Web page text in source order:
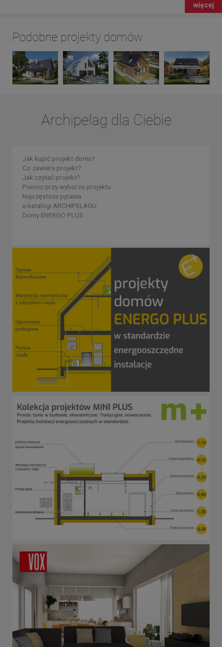
więcej
Podobne projekty domów
Archipelag dla Ciebie
Jak kupić projekt domu?
Co zawiera projekt?
Jak czytać projekt?
Pomoc przy wyborze projektu
Najczęstsze pytania
e-katalogi ARCHIPELAGU
Domy ENERGO PLUS